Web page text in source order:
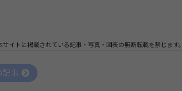
サイトに掲載されている記事・写真・図表の無断転載を禁じます。
記事